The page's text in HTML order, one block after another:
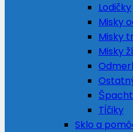
Lodičky
Misky
Misky
Misky
Tĺčiky
Sklo a